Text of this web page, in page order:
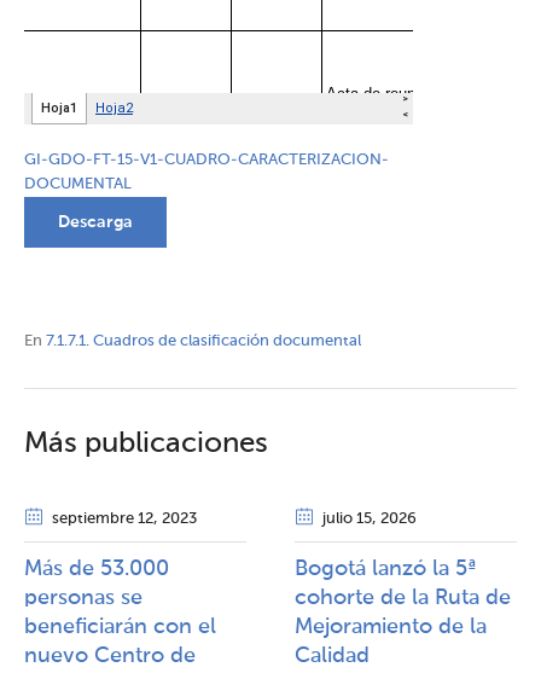
GI-GDO-FT-15-V1-CUADRO-CARACTERIZACION-
DOCUMENTAL
Descarga
En 7.1.7.1. Cuadros de clasificación documental
Más publicaciones
septiembre 12, 2023
Más de 53.000
personas se
beneficiarán con el
nuevo Centro de
julio 15, 2026
Bogotá lanzó la 5ª
cohorte de la Ruta de
Mejoramiento de la
Calidad​​